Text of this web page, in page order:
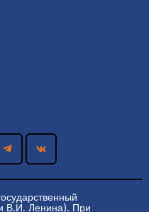
В.И. Ленина). При